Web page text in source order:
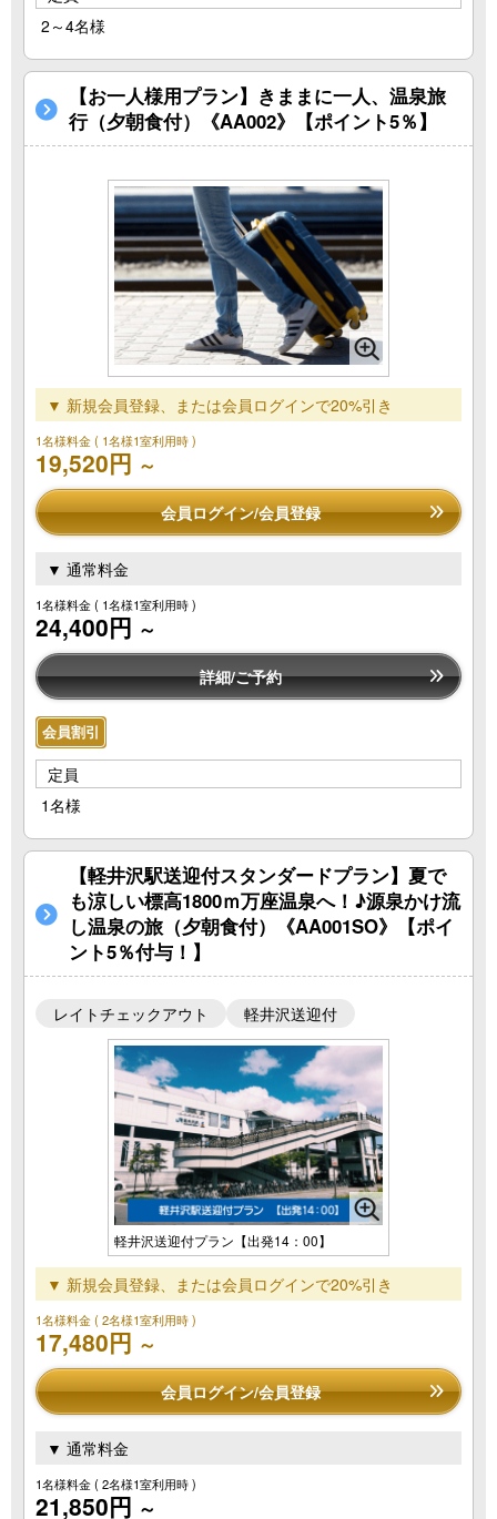
2～4名様
【お一人様用プラン】きままに一人、温泉旅
行（夕朝食付）《AA002》【ポイント5％】
▼ 新規会員登録、または会員ログインで20%引き
1名様料金( 1名様1室利用時 )
19,520円 ～
会員ログイン/会員登録
▼ 通常料金
1名様料金( 1名様1室利用時 )
24,400円 ～
詳細/ご予約
会員割引
定員
1名様
【軽井沢駅送迎付スタンダードプラン】夏で
も涼しい標高1800ｍ万座温泉へ！♪源泉かけ流
し温泉の旅（夕朝食付）《AA001SO》【ポイ
ント5％付与！】
レイトチェックアウト 軽井沢送迎付
軽井沢送迎付プラン【出発14：00】
▼ 新規会員登録、または会員ログインで20%引き
1名様料金( 2名様1室利用時 )
17,480円 ～
会員ログイン/会員登録
▼ 通常料金
1名様料金( 2名様1室利用時 )
21,850円 ～